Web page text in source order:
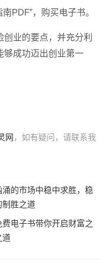
PDF”，购买电子书。
业的要点，并充分利
够成功迈出创业第一
网 ，如有疑问，请联系我
的市场中稳中求胜，稳
制胜之道
电子书带你开启财富之
道